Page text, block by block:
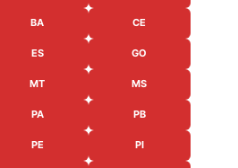
BA CE
ES GO
MT MS
PA PB
PE PI